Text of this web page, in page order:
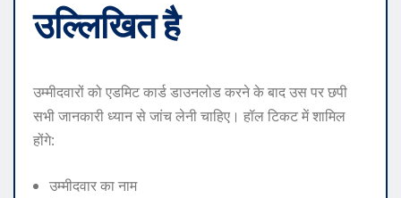
उल्लिखित है
उम्मीदवारों को एडमिट कार्ड डाउनलोड करने के बाद उस पर छपी
सभी जानकारी ध्यान से जांच लेनी चाहिए। हॉल टिकट में शामिल
होंगे:
उम्मीदवार का नाम